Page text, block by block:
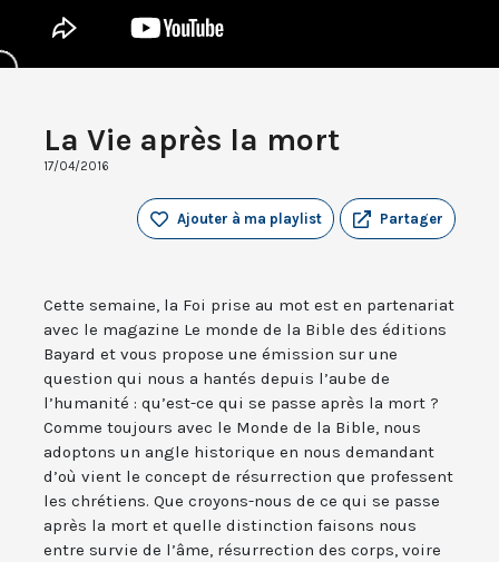
La Vie après la mort
17/04/2016
Partager
Ajouter à ma playlist
Cette semaine, la Foi prise au mot est en partenariat
avec le magazine Le monde de la Bible des éditions
Bayard et vous propose une émission sur une
question qui nous a hantés depuis l’aube de
l’humanité : qu’est-ce qui se passe après la mort ?
Comme toujours avec le Monde de la Bible, nous
adoptons un angle historique en nous demandant
d’où vient le concept de résurrection que professent
les chrétiens. Que croyons-nous de ce qui se passe
après la mort et quelle distinction faisons nous
entre survie de l’âme, résurrection des corps, voire